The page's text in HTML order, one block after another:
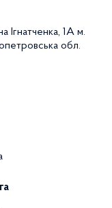
Ігнатченка, 1А м.
обл.